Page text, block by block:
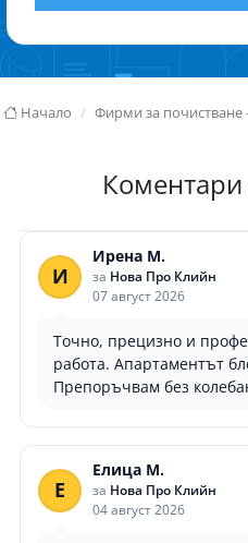
Начало Фирми за почистване
Коментари
И
Ирена М.
за Нова Про Клийн
07 август 2026
Точно, прецизно и
работа. Апартаментът
Препоръчвам без
Е
Елица М.
за Нова Про Клийн
04 август 2026